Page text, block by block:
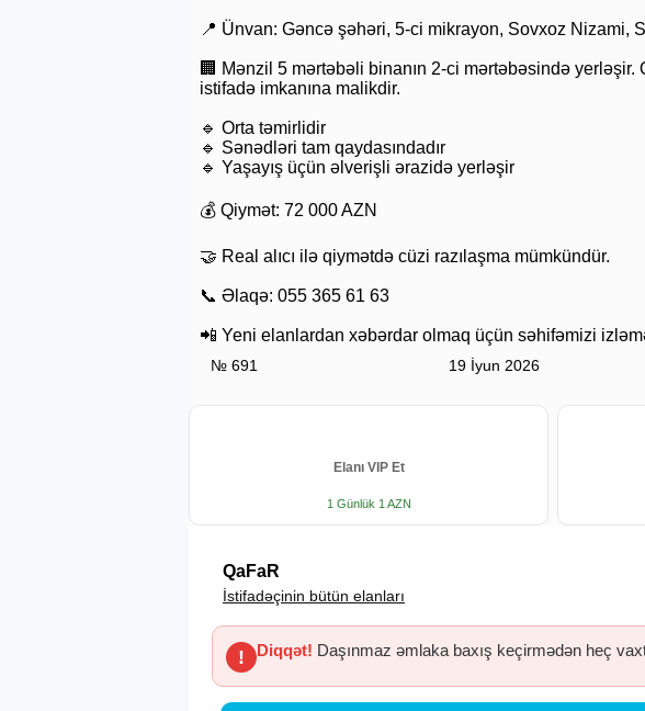
📍 Ünvan: Gəncə şəhəri, 5-ci mikrayon, Sovxoz Nizami,
🏢 Mənzil 5 mərtəbəli binanın 2-ci mərtəbəsində yerləşir.
istifadə imkanına malikdir.
🔹 Orta təmirlidir
🔹 Sənədləri tam qaydasındadır
🔹 Yaşayış üçün əlverişli ərazidə yerləşir
💰 Qiymət: 72 000 AZN
🤝 Real alıcı ilə qiymətdə cüzi razılaşma mümkündür.
📞 Əlaqə: 055 365 61 63
📲 Yeni elanlardan xəbərdar olmaq üçün səhifəmizi
№ 691 19 İyun 2026
Elanı VIP Et
1 Günlük 1 AZN
QaFaR
İstifadəçinin bütün elanları
! Diqqət! Daşınmaz əmlaka baxış keçirmədən heç